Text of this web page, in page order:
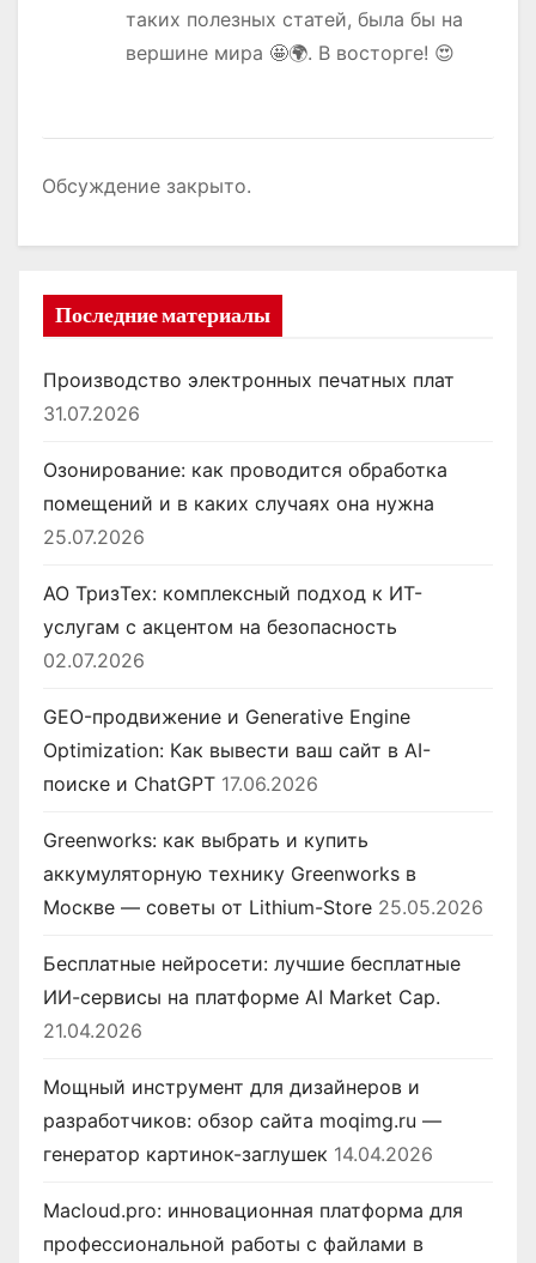
таких полезных статей, была бы на
вершине мира 🤩🌍. В восторге! 😍
Обсуждение закрыто.
Последние материалы
Производство электронных печатных плат
31.07.2026
Озонирование: как проводится обработка
помещений и в каких случаях она нужна
25.07.2026
АО ТризТех: комплексный подход к ИТ-
услугам с акцентом на безопасность
02.07.2026
GEO-продвижение и Generative Engine
Optimization: Как вывести ваш сайт в AI-
поиске и ChatGPT 17.06.2026
Greenworks: как выбрать и купить
аккумуляторную технику Greenworks в
Москве — советы от Lithium-Store 25.05.2026
Бесплатные нейросети: лучшие бесплатные
ИИ-сервисы на платформе AI Market Cap.
21.04.2026
Мощный инструмент для дизайнеров и
разработчиков: обзор сайта moqimg.ru —
генератор картинок-заглушек 14.04.2026
Macloud.pro: инновационная платформа для
профессиональной работы с файлами в